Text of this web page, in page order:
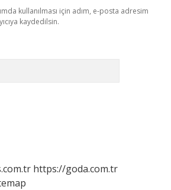
kullanılması için adım, e-posta adresim
kaydedilsin.
https://goda.com.tr